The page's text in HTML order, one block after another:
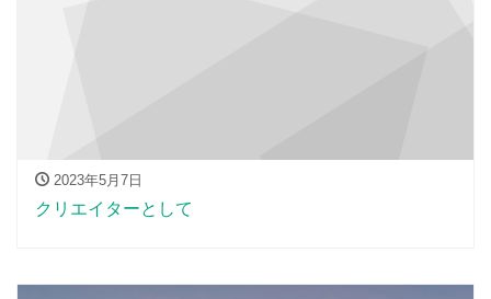
2023年5月7日
クリエイターとして